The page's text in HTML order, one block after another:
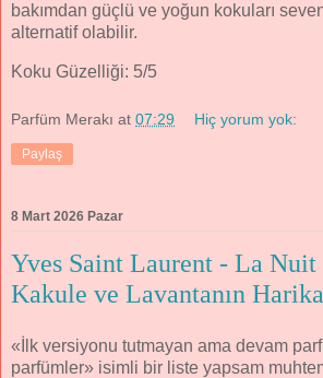
bakımdan güçlü ve yoğun kokuları
alternatif olabilir.
Koku Güzelliği: 5/5
Parfüm Merakı at 07:29 Hiç yorum yok:
Paylaş
8 Mart 2026 Pazar
Yves Saint Laurent - La Nuit
Kakule ve Lavantanın
«İlk versiyonu tutmayan ama devam
parfümler» isimli bir liste yapsam